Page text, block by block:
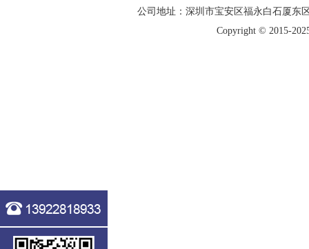
公司地址：深圳市宝安区福永白石厦
Copyright © 2015-